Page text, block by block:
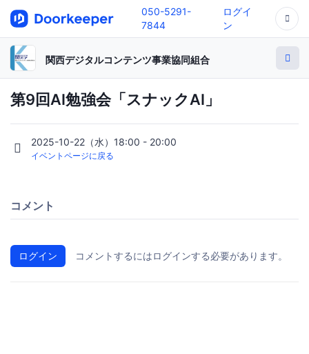
050-5291-
7844
ログイ
ン
関西デジタルコンテンツ事業協同組合
第9回AI勉強会「スナックAI」
2025-10-22（水）18:00 - 20:00
イベントページに戻る
コメント
ログイン コメントするにはログインする必要があります。